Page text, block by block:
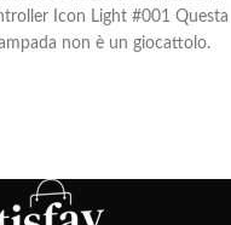
Icon Light #001 Questa
non è un giocattolo.